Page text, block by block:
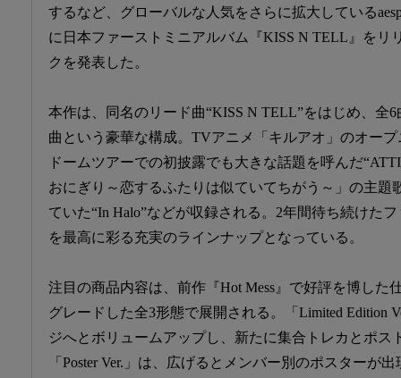
するなど、グローバルな人気をさらに拡大している
に日本ファーストミニアルバム『KISS N TELL』をリ
クを発表した。
本作は、同名のリード曲“KISS N TELL”をはじめ、全
曲という豪華な構成。TVアニメ「キルアオ」のオー
ドームツアーでの初披露でも大きな話題を呼んだ
おにぎり～恋するふたりは似ていてちがう～」の主題
ていた“In Halo”などが収録される。2年間待ち続けた
を最高に彩る充実のラインナップとなっている。
注目の商品内容は、前作『Hot Mess』で好評を博した
グレードした全3形態で展開される。「Limited Edition
ジへとボリュームアップし、新たに集合トレカとポス
「Poster Ver.」は、広げるとメンバー別のポスターが